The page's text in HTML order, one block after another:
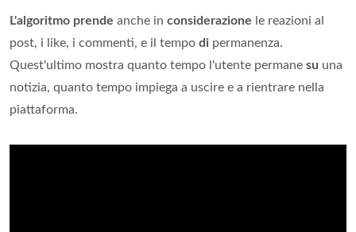
L'algoritmo prende anche in considerazione le reazioni al
post, i like, i commenti, e il tempo di permanenza.
Quest'ultimo mostra quanto tempo l'utente permane su una
notizia, quanto tempo impiega a uscire e a rientrare nella
piattaforma.